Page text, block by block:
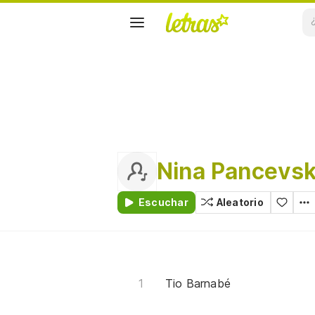
Nina
Escuchar Aleatorio
Tio Barnabé